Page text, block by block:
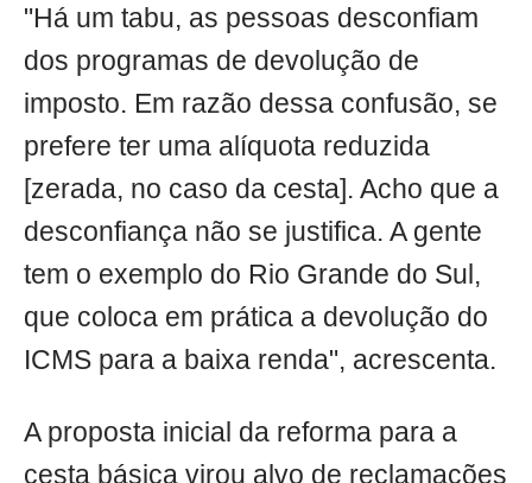
"Há um tabu, as pessoas desconfiam
dos programas de devolução de
imposto. Em razão dessa confusão, se
prefere ter uma alíquota reduzida
[zerada, no caso da cesta]. Acho que a
desconfiança não se justifica. A gente
tem o exemplo do Rio Grande do Sul,
que coloca em prática a devolução do
ICMS para a baixa renda", acrescenta.
A proposta inicial da reforma para a
cesta básica virou alvo de reclamações